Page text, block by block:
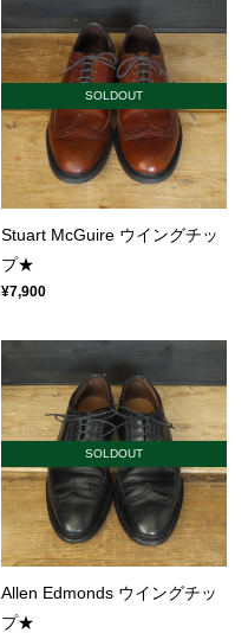
SOLDOUT
Stuart McGuire ウイングチッ
プ★
¥7,900
SOLDOUT
Allen Edmonds ウイングチッ
プ★